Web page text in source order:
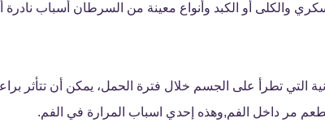
والكلى أو الكبد وأنواع معينة من السرطان أسباب نادرة
التي تطرأ على الجسم خلال فترة الحمل، يمكن أن تتأثر
مر داخل الفم,وهذه إحدي اسباب المرارة في الفم.